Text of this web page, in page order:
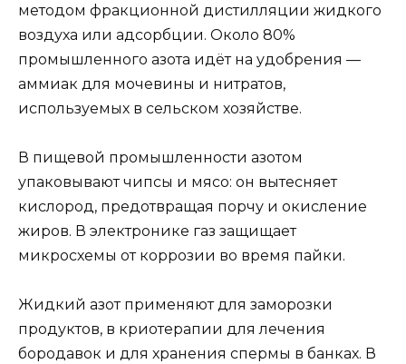
методом фракционной дистилляции жидкого
воздуха или адсорбции. Около 80%
промышленного азота идёт на удобрения —
аммиак для мочевины и нитратов,
используемых в сельском хозяйстве.
В пищевой промышленности азотом
упаковывают чипсы и мясо: он вытесняет
кислород, предотвращая порчу и окисление
жиров. В электронике газ защищает
микросхемы от коррозии во время пайки.
Жидкий азот применяют для заморозки
продуктов, в криотерапии для лечения
бородавок и для хранения спермы в банках. В